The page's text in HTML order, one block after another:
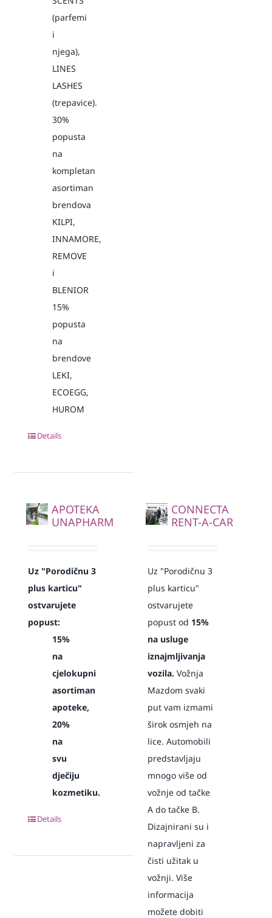
(parfemi
i
njega),
LINES
LASHES
(trepavice).
30%
popusta
na
kompletan
asortiman
brendova
KILPI,
INNAMORE,
REMOVE
i
BLENIOR
15%
popusta
na
brendove
LEKI,
ECOEGG,
HUROM
Details
APOTEKA
UNAPHARM
Uz "Porodičnu 3
plus karticu"
ostvarujete
popust:
15%
na
cjelokupni
asortiman
apoteke,
20%
na
svu
dječiju
kozmetiku.
Details
CONNECTA
RENT-A-CAR
Uz "Porodičnu 3
plus karticu"
ostvarujete
popust od 15%
na usluge
iznajmljivanja
vozila. Vožnja
Mazdom svaki
put vam izmami
širok osmjeh na
lice. Automobili
predstavljaju
mnogo više od
vožnje od tačke
A do tačke B.
Dizajnirani su i
napravljeni za
čisti užitak u
vožnji. Više
informacija
možete dobiti